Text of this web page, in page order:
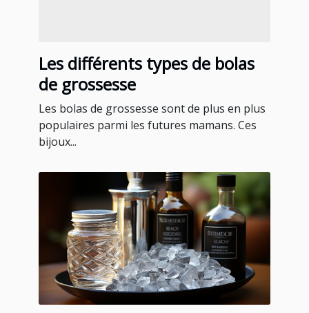
Les différents types de bolas
de grossesse
Les bolas de grossesse sont de plus en plus
populaires parmi les futures mamans. Ces
bijoux...